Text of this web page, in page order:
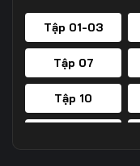
Tập 01-03
Tập 07
Tập 10